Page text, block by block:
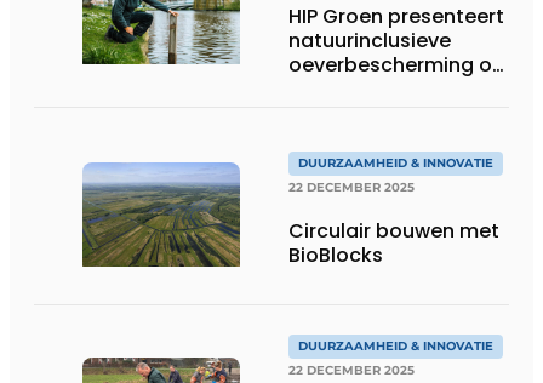
HIP Groen presenteert
natuurinclusieve
oeverbescherming op
DUURZAAMHEID & INNOVATIE
22 DECEMBER 2025
Circulair bouwen met
BioBlocks
DUURZAAMHEID & INNOVATIE
22 DECEMBER 2025